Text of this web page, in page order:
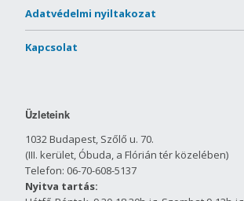
Adatvédelmi nyiltakozat
Kapcsolat
Üzleteink
1032 Budapest, Szőlő u. 70.
(III. kerület, Óbuda, a Flórián tér közelében)
Telefon: 06-70-608-5137
Nyitva tartás: